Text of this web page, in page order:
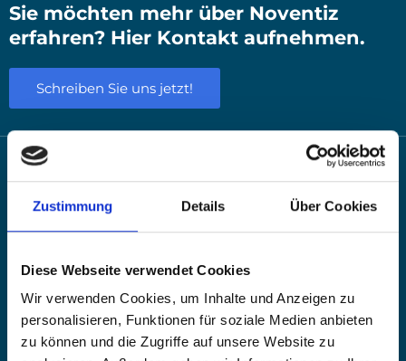
Zustimmung Details Über Cookies
Diese Webseite verwendet Cookies
Wir verwenden Cookies, um Inhalte und Anzeigen zu
personalisieren, Funktionen für soziale Medien anbieten
zu können und die Zugriffe auf unsere Website zu
kann auch eine Steu­er­num­mer ange­
das Unter­neh­men ein­deu­tig iden­ti­fi­
zier­bar ist und die Anga­ben kor­rekt
und voll­stän­dig hin­ter­legt wer­den.
Sie möchten mehr über Noventiz
erfahren? Hier Kontakt aufnehmen.
Schreiben Sie uns jetzt!
Hermann-Heinrich-Gossen-Str. 3
0221/800 158-70